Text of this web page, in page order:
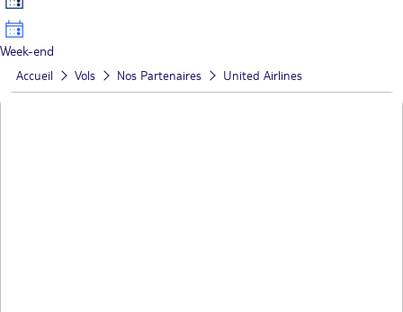
Week-end
Accueil Vols Nos Partenaires United Airlines